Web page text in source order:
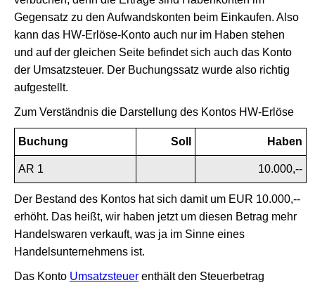
Gegensatz zu den Aufwandskonten beim Einkaufen. Also
kann das HW-Erlöse-Konto auch nur im Haben stehen
und auf der gleichen Seite befindet sich auch das Konto
der Umsatzsteuer. Der Buchungssatz wurde also richtig
aufgestellt.
Zum Verständnis die Darstellung des Kontos HW-Erlöse
Buchung Soll Haben
AR 1 10.000,--
Der Bestand des Kontos hat sich damit um EUR 10.000,--
erhöht. Das heißt, wir haben jetzt um diesen Betrag mehr
Handelswaren verkauft, was ja im Sinne eines
Handelsunternehmens ist.
Das Konto Umsatzsteuer enthält den Steuerbetrag